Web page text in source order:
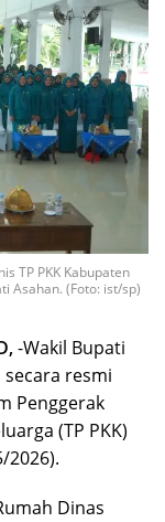
TP PKK Kabupaten
Asahan. (Foto: ist/sp)
-​Wakil Bupati
secara resmi
Penggerak
(TP PKK)
2026).
Dinas